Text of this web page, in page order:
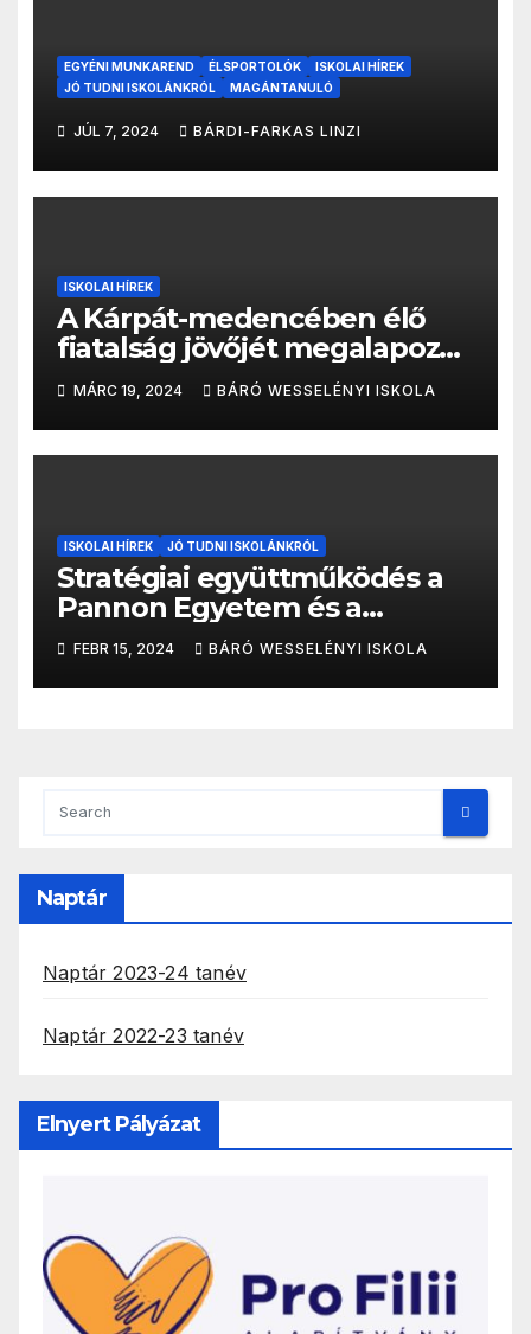
EGYÉNI MUNKAREND ÉLSPORTOLÓK
ISKOLAI HÍREK
JÓ TUDNI ISKOLÁNKRÓL
MAGÁNTANULÓ
JÚL 7, 2024 BÁRDI-FARKAS LINZI
ISKOLAI HÍREK
A Kárpát-medencében élő
fiatalság jövőjét megalapozó
partnerség született
MÁRC 19, 2024 BÁRÓ WESSELÉNYI ISKOLA
ISKOLAI HÍREK JÓ TUDNI ISKOLÁNKRÓL
Stratégiai együttműködés a
Pannon Egyetem és a
BANONA között: Kutatás,
fejlesztés, innováció
FEBR 15, 2024 BÁRÓ WESSELÉNYI ISKOLA
Naptár
Naptár 2023-24 tanév
Naptár 2022-23 tanév
Elnyert Pályázat